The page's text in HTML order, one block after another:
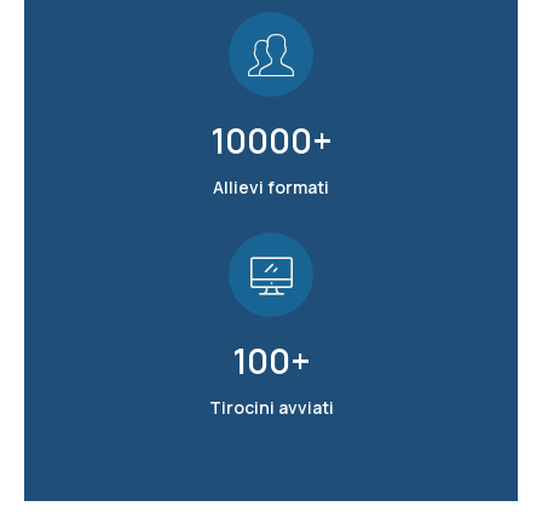
Allievi formati
10000+
Tirocini avviati
100+